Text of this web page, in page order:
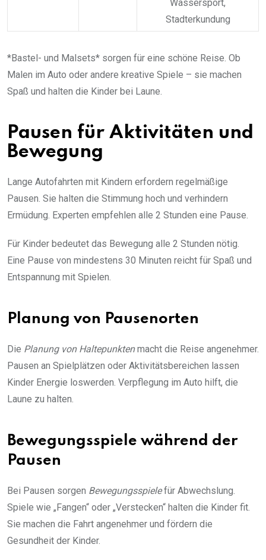
Wassersport,
Stadterkundung
*Bastel- und Malsets* sorgen für eine schöne Reise. Ob
Malen im Auto oder andere kreative Spiele – sie machen
Spaß und halten die Kinder bei Laune.
Pausen für Aktivitäten und
Bewegung
Lange Autofahrten mit Kindern erfordern regelmäßige
Pausen. Sie halten die Stimmung hoch und verhindern
Ermüdung. Experten empfehlen alle 2 Stunden eine Pause.
Für Kinder bedeutet das Bewegung alle 2 Stunden nötig.
Eine Pause von mindestens 30 Minuten reicht für Spaß und
Entspannung mit Spielen.
Planung von Pausenorten
Die Planung von Haltepunktenmacht die Reise angenehmer.
Pausen an Spielplätzen oder Aktivitätsbereichen lassen
Kinder Energie loswerden. Verpflegung im Auto hilft, die
Laune zu halten.
Bewegungsspiele während der
Pausen
Bei Pausen sorgen Bewegungsspielefür Abwechslung.
Spiele wie „Fangen“ oder „Verstecken“ halten die Kinder fit.
Sie machen die Fahrt angenehmer und fördern die
Gesundheit der Kinder.